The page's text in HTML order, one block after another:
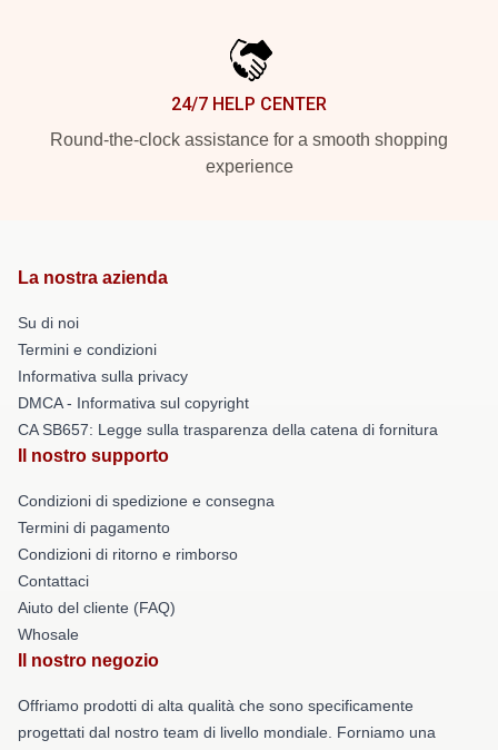
24/7 HELP CENTER
Round-the-clock assistance for a smooth shopping
experience
La nostra azienda
Su di noi
Termini e condizioni
Informativa sulla privacy
DMCA - Informativa sul copyright
CA SB657: Legge sulla trasparenza della catena di fornitura
Il nostro supporto
Condizioni di spedizione e consegna
Termini di pagamento
Condizioni di ritorno e rimborso
Contattaci
Aiuto del cliente (FAQ)
Whosale
Il nostro negozio
Offriamo prodotti di alta qualità che sono specificamente
progettati dal nostro team di livello mondiale. Forniamo una